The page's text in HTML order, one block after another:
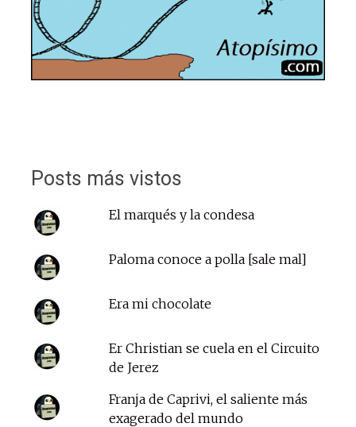
Posts más vistos
El marqués y la condesa
Paloma conoce a polla [sale mal]
Era mi chocolate
Er Christian se cuela en el Circuito
de Jerez
Franja de Caprivi, el saliente más
exagerado del mundo